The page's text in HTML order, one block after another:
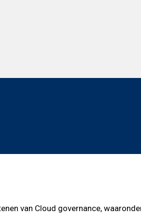
van Cloud governance,